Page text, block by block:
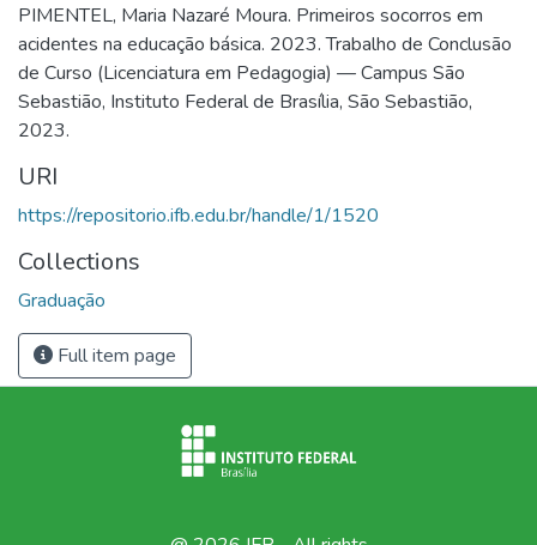
PIMENTEL, Maria Nazaré Moura. Primeiros socorros em
acidentes na educação básica. 2023. Trabalho de Conclusão
de Curso (Licenciatura em Pedagogia) — Campus São
Sebastião, Instituto Federal de Brasília, São Sebastião,
2023.
URI
https://repositorio.ifb.edu.br/handle/1/1520
Collections
Graduação
Full item page